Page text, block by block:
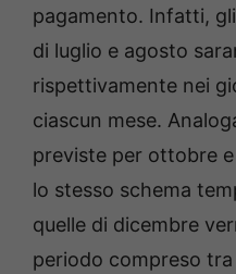
pagamento. Infatti,
di luglio e agosto
rispettivamente nei
ciascun mese.
previste per ottobre
lo stesso schema
quelle di dicembre
periodo compreso tra